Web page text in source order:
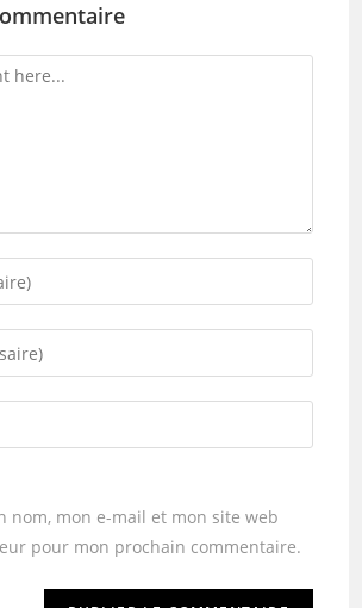
nom, mon e-mail et mon site web
pour mon prochain commentaire.